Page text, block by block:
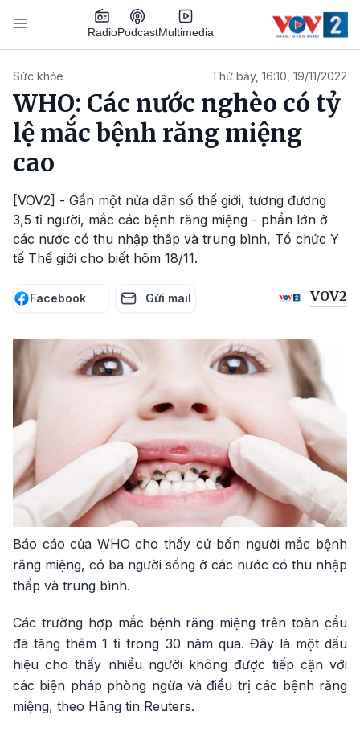
Nhảy đến nội dung
RadioPodcastMultimedia
Sức khỏe Thứ bảy, 16:10, 19/11/2022
WHO: Các nước nghèo có tỷ
lệ mắc bệnh răng miệng
cao
[VOV2] - Gần một nửa dân số thế giới, tương đương
3,5 tỉ người, mắc các bệnh răng miệng - phần lớn ở
các nước có thu nhập thấp và trung bình, Tổ chức Y
tế Thế giới cho biết hôm 18/11.
Facebook Gửi mail VOV2
Báo cáo của WHO cho thấy cứ bốn người mắc bệnh
răng miệng, có ba người sống ở các nước có thu nhập
thấp và trung bình.
Các trường hợp mắc bệnh răng miệng trên toàn cầu
đã tăng thêm 1 tỉ trong 30 năm qua. Đây là một dấu
hiệu cho thấy nhiều người không được tiếp cận với
các biện pháp phòng ngừa và điều trị các bệnh răng
miệng, theo Hãng tin Reuters.